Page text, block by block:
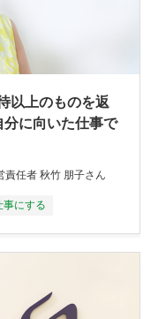
以上のものを返
に向いた仕事で
責任者 秋竹 朋子さん
事にする